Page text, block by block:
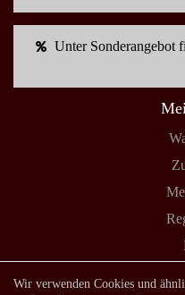
Unter Sonderangebot
Wir verwenden Cookies und